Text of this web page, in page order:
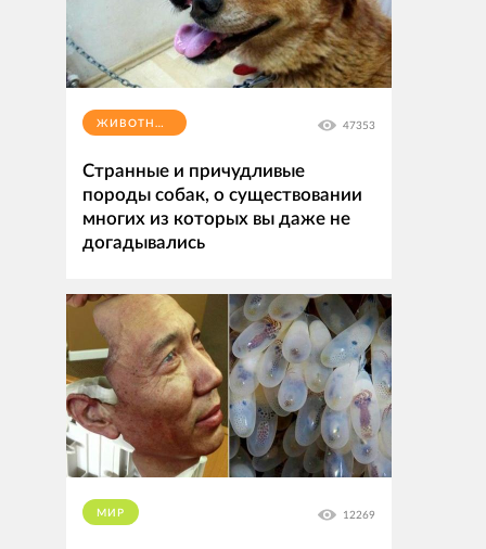
ЖИВОТНЫЕ 47353
Странные и причудливые
породы собак, о существовании
многих из которых вы даже не
догадывались
МИР 12269